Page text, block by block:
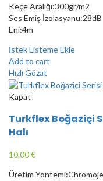
Keçe Aralığı:300gr/m2
Ses Emiş İzolasyanu:28dB
Eni:4m
İstek Listeme Ekle
Add to cart
Hızlı Gözat
Kapat
Turkflex Boğaziçi
Halı
10,00€
Üretim